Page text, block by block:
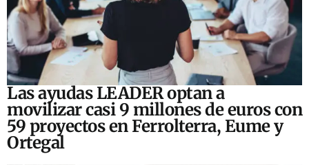
Las ayudas LEADER optan a
movilizar casi 9 millones de euros con
59 proyectos en Ferrolterra, Eume y
Ortegal